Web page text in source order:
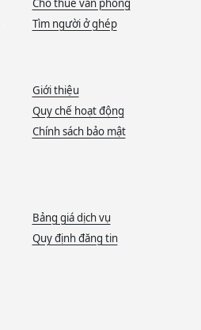
Cho thuê văn phòng
Tìm người ở ghép
Giới thiệu
Quy chế hoạt động
Chính sách bảo mật
Bảng giá dịch vụ
Quy định đăng tin